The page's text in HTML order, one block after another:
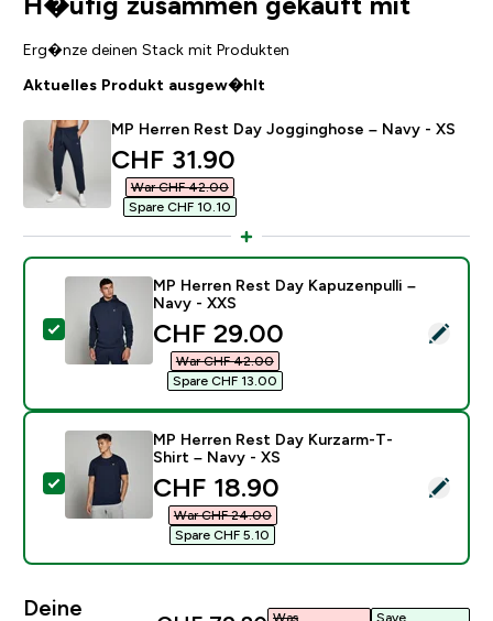
Erg�nze deinen Stack mit Produkten
Aktuelles Produkt ausgew�hlt
MP Herren Rest Day Jogginghose – Navy - XS
discounted price
CHF 31.90‎
War CHF 42.00‎
Spare CHF 10.10‎
Dieses Produkt ausw�hlen - MP Herren Rest Day
MP Herren Rest Day Kapuzenpulli –
Navy - XXS
discounted price
CHF 29.00‎
War CHF 42.00‎
Spare CHF 13.00‎
Dieses Produkt ausw�hlen - MP Herren Rest Day
MP Herren Rest Day Kurzarm-T-
Shirt – Navy - XS
discounted price
CHF 18.90‎
War CHF 24.00‎
Spare CHF 5.10‎
Deine
Was
Save